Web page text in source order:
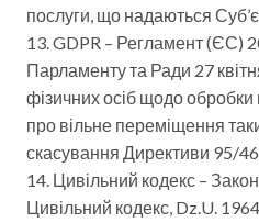
послуги, що надаються
13. GDPR – Регламент (ЄС)
Парламенту та Ради 27
фізичних осіб щодо
про вільне переміщення
скасування Директиви 95/
14. Цивільний кодекс –
Цивільний кодекс, Dz.U.